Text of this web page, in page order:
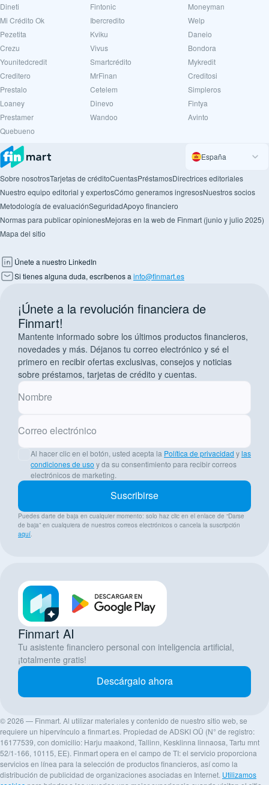
Dineti
Mi Crédito Ok
Pezetita
Crezu
Younitedcredit
Creditero
Prestalo
Loaney
Prestamer
Quebueno
Fintonic
Ibercredito
Kviku
Vivus
Smartcrédito
MrFinan
Cetelem
Dinevo
Wandoo
Moneyman
Welp
Daneio
Bondora
Mykredit
Creditosi
Simpleros
Fintya
Avinto
España
Sobre nosotrosTarjetas de créditoCuentasPréstamosDirectrices editoriales
Nuestro equipo editorial y expertosCómo generamos ingresosNuestros socios
Metodología de evaluaciónSeguridadApoyo financiero
Normas para publicar opinionesMejoras en la web de Finmart (junio y julio 2025)
Mapa del sitio
Únete a nuestro LinkedIn
Si tienes alguna duda, escríbenos a info@finmart.es
¡Únete a la revolución financiera de
Finmart!
Mantente informado sobre los últimos productos financieros,
novedades y más. Déjanos tu correo electrónico y sé el
primero en recibir ofertas exclusivas, consejos y noticias
sobre préstamos, tarjetas de crédito y cuentas.
Nombre
Correo electrónico
Al hacer clic en el botón, usted acepta la Política de privacidad ylas
condiciones de uso y da su consentimiento para recibir correos
electrónicos de marketing.
Suscribirse
Puedes darte de baja en cualquier momento: solo haz clic en el enlace de “Darse
de baja” en cualquiera de nuestros correos electrónicos o cancela la suscripción
aquí.
Finmart AI
Tu asistente financiero personal con inteligencia artificial,
¡totalmente gratis!
Descárgalo ahora
© 2026 — Finmart. Al utilizar materiales y contenido de nuestro sitio web, se
requiere un hipervínculo a finmart.es. Propiedad de ADSKI OÜ (N° de registro:
16177539, con domicilio: Harju maakond, Tallinn, Kesklinna linnaosa, Tartu mnt
52/1-166, 10115, EE). Finmart opera en el campo de TI: el servicio proporciona
servicios en línea para la selección de productos financieros, así como la
distribución de publicidad de organizaciones asociadas en Internet. Utilizamos